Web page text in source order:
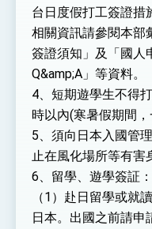
總統發表
團結 迎風
賴總統就職
總統重要談話
外交部重要
我國政府將
事處」，進
台日度假打工簽證措
相關資訊請參閱本部
簽證須知」及「國人
Q&amp;A」等資料。
4、短期遊學生不得
時以內(寒暑假期間，
5、須向日本入國管
止在風化場所等有害
6、留學、遊學簽証：
（1）赴日留學或就
日本。出國之前請申